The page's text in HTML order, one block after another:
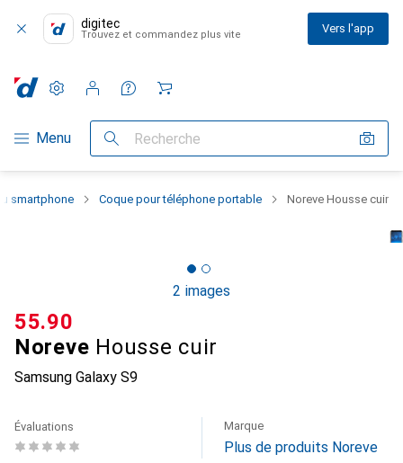
digitec
Trouvez et commandez plus vite Vers l'app
Navigation par catégorie
Menu Recherche
Paramètres
Compte client
Listes de comparaison
Listes d'envies
Panier
smartphone Coque pour téléphone portable Noreve Housse cuir
2 images
Noreve Housse cuir
Samsung Galaxy S9
CHF
55.90
Évaluations Marque
Plus de produits Noreve